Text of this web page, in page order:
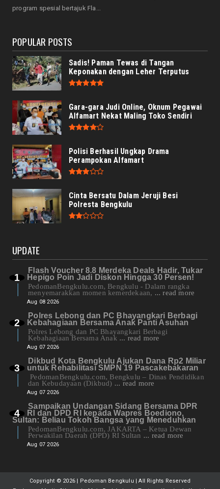
August 07, 2026
program spesial bertajuk Fla...
POPULAR POSTS
Sadis! Paman Tewas di Tangan
Keponakan dengan Leher Terputus
Gara-gara Judi Online, Oknum Pegawai
Alfamart Nekat Maling Toko Sendiri
Polisi Berhasil Ungkap Drama
Perampokan Alfamart
Cinta Bersatu Dalam Jeruji Besi
Polresta Bengkulu
UPDATE
Flash Voucher 8.8 Merdeka Deals Hadir, Tukar
Hepigo Poin Jadi Diskon Hingga 30 Persen!
PedomanBengkulu.com, Bengkulu - Dalam rangka
menyemarakkan momen kemerdekaan, ... read more
Aug 08 2026
Polres Lebong dan PC Bhayangkari Berbagi
Kebahagiaan Bersama Anak Panti Asuhan
Polres Lebong dan PC Bhayangkari Berbagi
Kebahagiaan Bersama Anak ... read more
Aug 07 2026
Dikbud Kota Bengkulu Ajukan Dana Rp2 Miliar
untuk Rehabilitasi SMPN 19 Pascakebakaran
PedomanBengkulu.com, Bengkulu – Dinas Pendidikan
dan Kebudayaan (Dikbud) ... read more
Aug 07 2026
Sampaikan Undangan Sidang Bersama DPR
RI dan DPD RI kepada Wapres Boediono,
Sultan: Beliau Tokoh Bangsa yang Meneduhkan
PedomanBengkulu.com, JAKARTA – Ketua Dewan
Perwakilan Daerah (DPD) RI Sultan ... read more
Aug 07 2026
Copyright © 2026 | Pedoman Bengkulu | All Rights Reserved